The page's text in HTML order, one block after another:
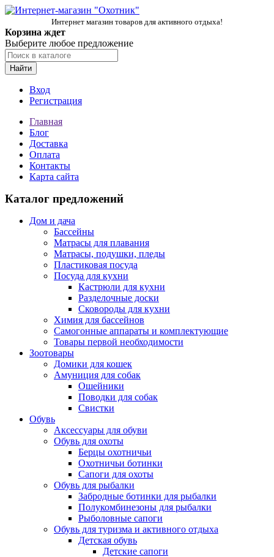
Интернет магазин товаров для активного отдыха!
Корзина ждет
Выберите любое предложение
Найти
Вход
Регистрация
Главная
Блог
Доставка
Оплата
Контакты
Карта сайта
Каталог предложений
Дом и дача
Бассейны
Матрасы для плавания
Матрасы, подушки, пледы
Пластиковая посуда
Посуда для кухни
Кастрюли для кухни
Разделочные доски
Сковороды для кухни
Химия для бассейнов
Самогонные аппараты и комплектующие
Товары первой необходимости
Зоотовары
Домики для кошек
Амуниция для собак
Ошейники
Поводки для собак
Свистки
Обувь
Аксессуары для обуви
Обувь для охоты
Берцы охотничьи
Охотничьи ботинки
Сапоги для охоты
Обувь для рыбалки
Забродные ботинки для рыбалки
Полукомбинезоны для рыбалки
Рыболовные сапоги
Обувь для туризма и активного отдыха
Детская обувь
Детские сапоги